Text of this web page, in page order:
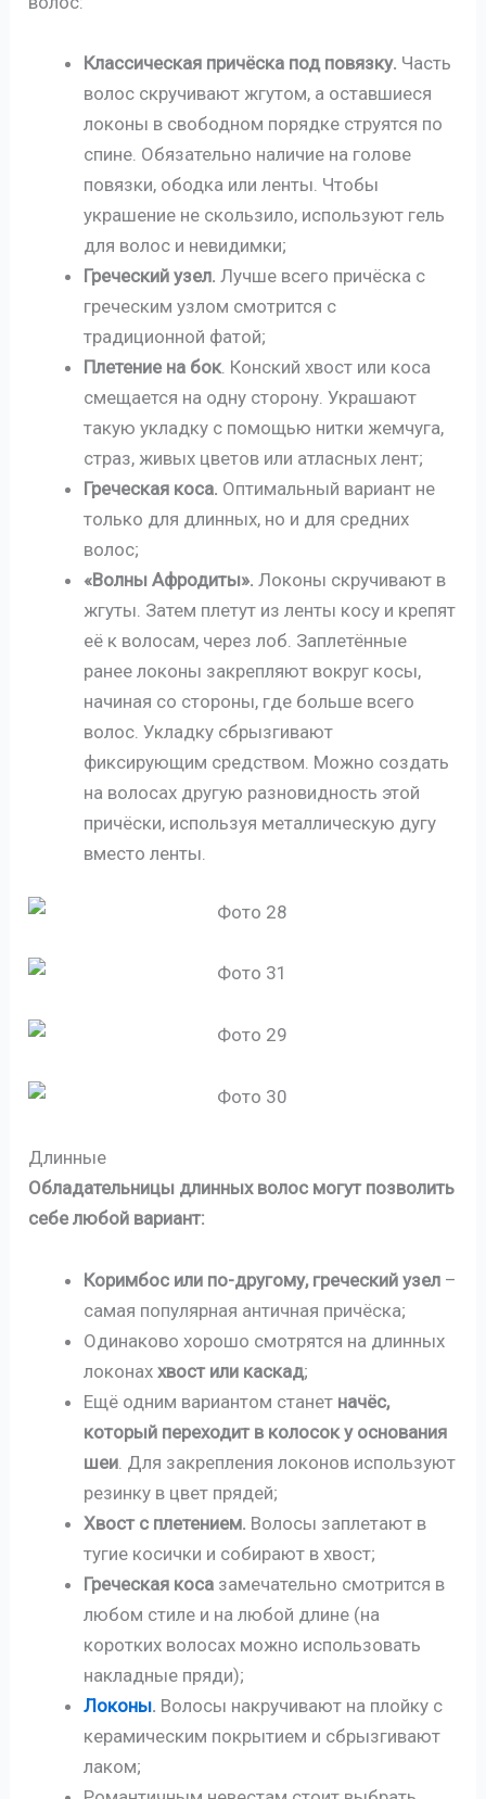
Классическая причёска под повязку. Часть
волос скручивают жгутом, а оставшиеся
локоны в свободном порядке струятся по
спине. Обязательно наличие на голове
повязки, ободка или ленты. Чтобы
украшение не скользило, используют гель
для волос и невидимки;
Греческий узел. Лучше всего причёска с
греческим узлом смотрится с
традиционной фатой;
Плетение на бок. Конский хвост или коса
смещается на одну сторону. Украшают
такую укладку с помощью нитки жемчуга,
страз, живых цветов или атласных лент;
Греческая коса. Оптимальный вариант не
только для длинных, но и для средних
волос;
«Волны Афродиты». Локоны скручивают в
жгуты. Затем плетут из ленты косу и крепят
её к волосам, через лоб. Заплетённые
ранее локоны закрепляют вокруг косы,
начиная со стороны, где больше всего
волос. Укладку сбрызгивают
фиксирующим средством. Можно создать
на волосах другую разновидность этой
причёски, используя металлическую дугу
вместо ленты.
Длинные
Обладательницы длинных волос могут позволить
себе любой вариант:
Коримбос или по-другому, греческий узел –
самая популярная античная причёска;
Одинаково хорошо смотрятся на длинных
локонаххвост или каскад;
Ещё одним вариантом станет начёс,
который переходит в колосок у основания
шеи . Для закрепления локонов используют
резинку в цвет прядей;
Хвост с плетением. Волосы заплетают в
тугие косички и собирают в хвост;
Греческая коса замечательно смотрится в
любом стиле и на любой длине (на
коротких волосах можно использовать
накладные пряди);
Локоны. Волосы накручивают на плойку с
керамическим покрытием и сбрызгивают
лаком;